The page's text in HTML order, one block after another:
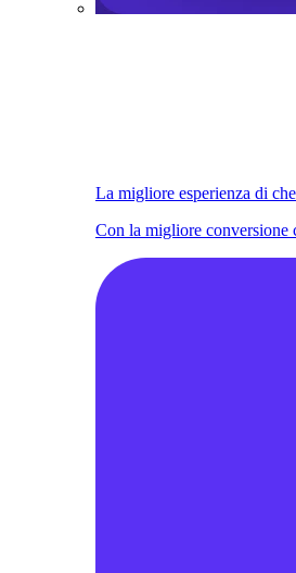
La migliore esperienza di
Con la migliore conversione